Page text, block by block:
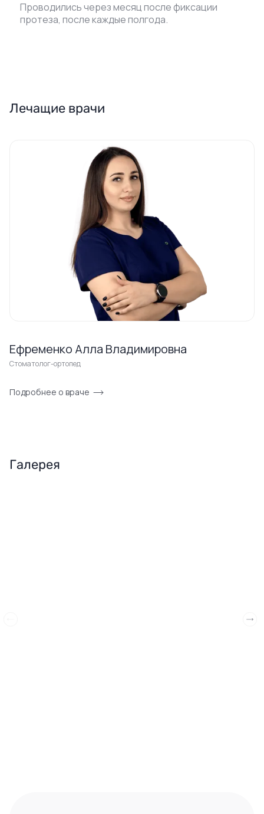
Проводились через месяц после фиксации
протеза, после каждые полгода.
Лечащие врачи
Ефременко Алла Владимировна
Стоматолог-ортопед
Подробнее о враче
Галерея